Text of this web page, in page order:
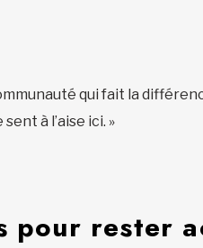
qui fait la
à l’aise ici. »
pour rester